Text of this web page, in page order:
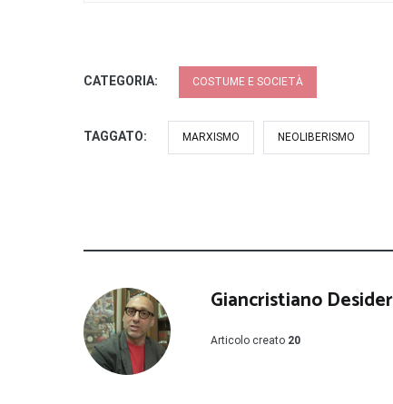
CATEGORIA: COSTUME E SOCIETÀ
TAGGATO: MARXISMO NEOLIBERISMO
Giancristiano
Articolo creato 20